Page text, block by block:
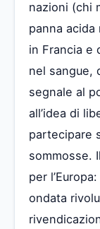
nazioni (chi
panna
in Francia e
nel sangue,
segnale al
all’idea di
partecipare
sommosse.
per
ondata